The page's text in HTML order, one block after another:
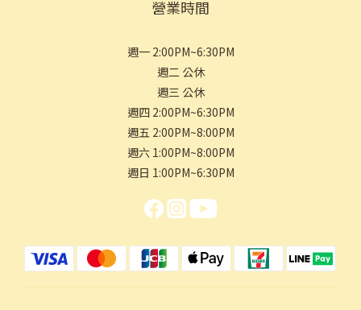
營業時間
週一 2:00PM~6:30PM
週二 公休
週三 公休
週四 2:00PM~6:30PM
週五 2:00PM~8:00PM
週六 1:00PM~8:00PM
週日 1:00PM~6:30PM